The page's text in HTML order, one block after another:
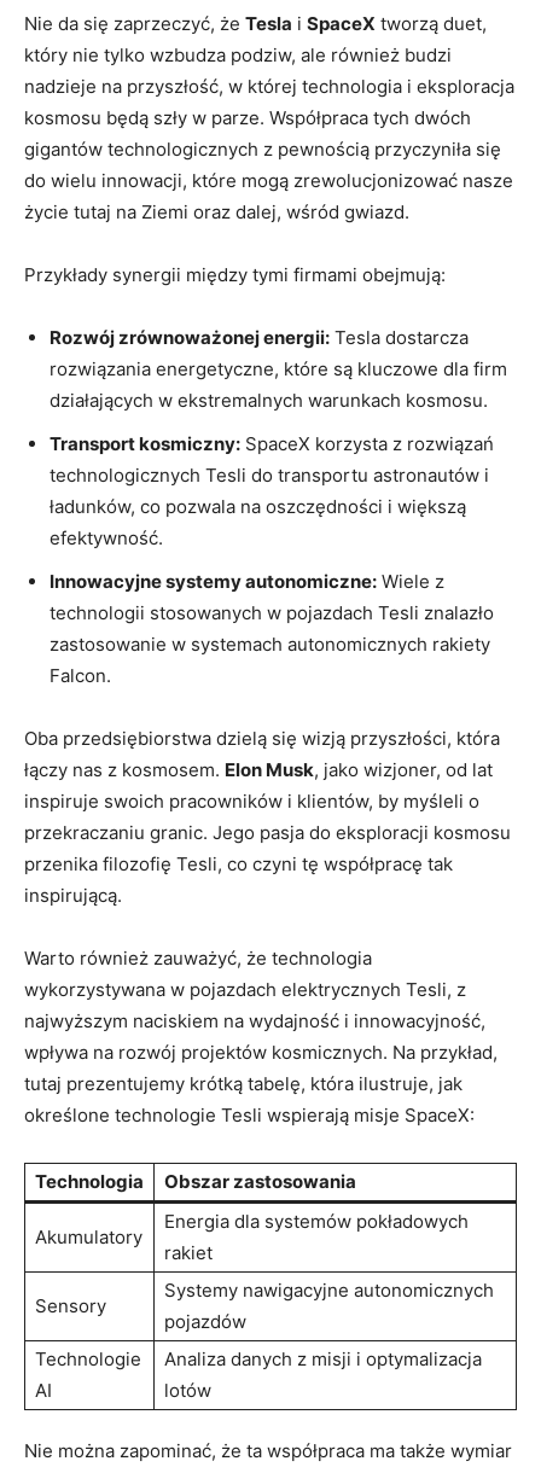
Nie da się zaprzeczyć, że Tesla i SpaceX tworzą duet,
który nie tylko wzbudza podziw, ale również budzi
nadzieje na przyszłość, w której technologia i eksploracja
kosmosu będą szły w parze. Współpraca tych dwóch
gigantów technologicznych z pewnością przyczyniła się
do wielu innowacji, które mogą zrewolucjonizować nasze
życie tutaj na Ziemi oraz dalej, wśród gwiazd.
Przykłady synergii między tymi firmami obejmują:
Rozwój zrównoważonej energii: Tesla dostarcza
rozwiązania energetyczne, które są kluczowe dla firm
działających w ekstremalnych warunkach kosmosu.
Transport kosmiczny: SpaceX korzysta z rozwiązań
technologicznych Tesli do transportu astronautów i
ładunków, co pozwala na oszczędności i większą
efektywność.
Innowacyjne systemy autonomiczne: Wiele z
technologii stosowanych w pojazdach Tesli znalazło
zastosowanie w systemach autonomicznych rakiety
Falcon.
Oba przedsiębiorstwa dzielą się wizją przyszłości, która
łączy nas z kosmosem. Elon Musk, jako wizjoner, od lat
inspiruje swoich pracowników i klientów, by myśleli o
przekraczaniu granic. Jego pasja do eksploracji kosmosu
przenika filozofię Tesli, co czyni tę współpracę tak
inspirującą.
Warto również zauważyć, że technologia
wykorzystywana w pojazdach elektrycznych Tesli, z
najwyższym naciskiem na wydajność i innowacyjność,
wpływa na rozwój projektów kosmicznych. Na przykład,
tutaj prezentujemy krótką tabelę, która ilustruje, jak
określone technologie Tesli wspierają misje SpaceX:
Technologia Obszar zastosowania
Akumulatory
Energia dla systemów pokładowych
rakiet
Sensory
Systemy nawigacyjne autonomicznych
pojazdów
Technologie
AI
Analiza danych z misji i optymalizacja
lotów
Nie można zapominać, że ta współpraca ma także wymiar